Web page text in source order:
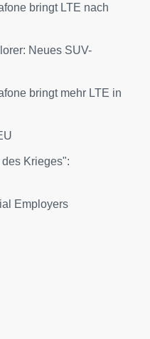
bringt LTE nach
Neues SUV-
bringt mehr LTE in
Krieges":
Employers